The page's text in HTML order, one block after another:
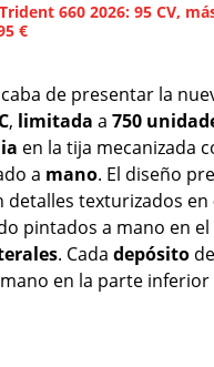
660 2026: 95 CV,
€
de presentar la
, limitada a 750
en la tija mecanizada
a mano. El diseño
detalles texturizados en
pintados a mano en el
. Cada depósito
en la parte inferior